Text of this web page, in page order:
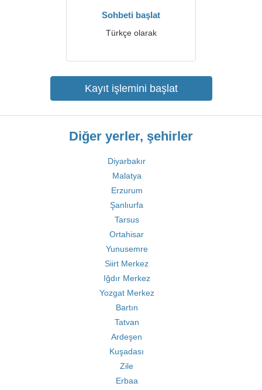
Sohbeti başlat
Türkçe olarak
Kayıt işlemini başlat
Diğer yerler, şehirler
Diyarbakır
Malatya
Erzurum
Şanlıurfa
Tarsus
Ortahisar
Yunusemre
Siirt Merkez
Iğdır Merkez
Yozgat Merkez
Bartın
Tatvan
Ardeşen
Kuşadası
Zile
Erbaa